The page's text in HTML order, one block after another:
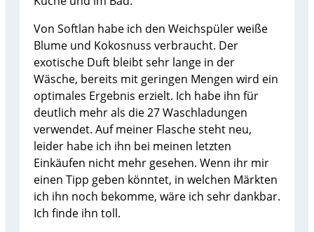
Von Softlan habe ich den Weichspüler weiße
Blume und Kokosnuss verbraucht. Der
exotische Duft bleibt sehr lange in der
Wäsche, bereits mit geringen Mengen wird ein
optimales Ergebnis erzielt. Ich habe ihn für
deutlich mehr als die 27 Waschladungen
verwendet. Auf meiner Flasche steht neu,
leider habe ich ihn bei meinen letzten
Einkäufen nicht mehr gesehen. Wenn ihr mir
einen Tipp geben könntet, in welchen Märkten
ich ihn noch bekomme, wäre ich sehr dankbar.
Ich finde ihn toll.